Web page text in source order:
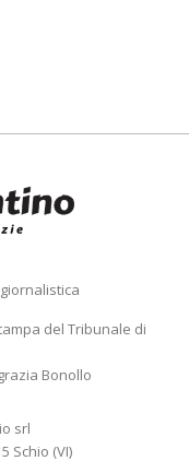
del Tribunale di
Bonollo
srl
Schio (VI)